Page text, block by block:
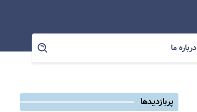
درباره ما
پربازدیدها